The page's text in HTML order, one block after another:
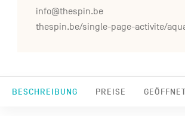
BESCHREIBUNG PREISE GEÖFFNET
info@thespin.be
thespin.be/single-page-activite/